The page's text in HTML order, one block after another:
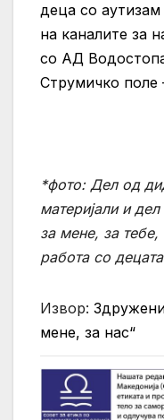
деца со
на каналите за
со АД
Струмичко поле
*фото: Дел од
материјали и
за мене, за тебе,
работа со децата
Извор:
мене, за нас“